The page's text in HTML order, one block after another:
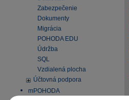
Zabezpečenie
Dokumenty
Migrácia
POHODA EDU
Údržba
SQL
Vzdialená plocha
Účtovná podpora
mPOHODA